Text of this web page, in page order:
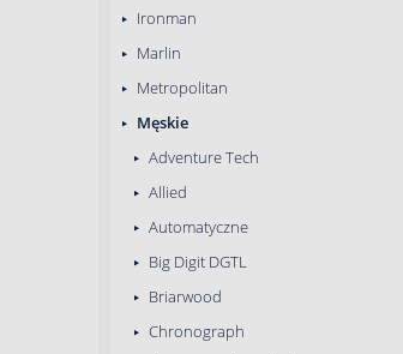
Ironman
Marlin
Metropolitan
Męskie
Adventure Tech
Allied
Automatyczne
Big Digit DGTL
Briarwood
Chronograph